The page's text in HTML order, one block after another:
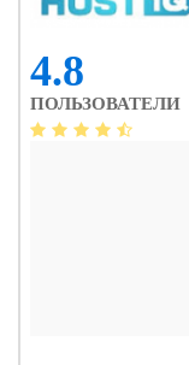
4.8
ПОЛЬЗОВАТЕЛИ